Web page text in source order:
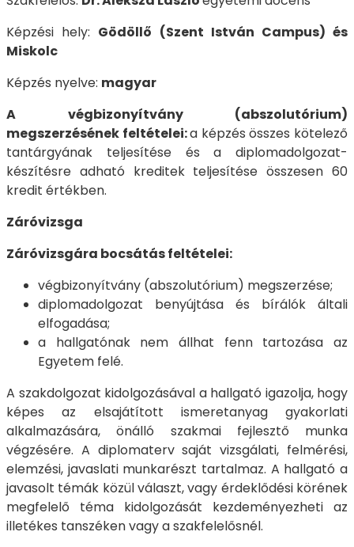
Képzési hely: Gödöllő (Szent István Campus) és
Miskolc
Képzés nyelve: magyar
A végbizonyítvány (abszolutórium)
megszerzésének feltételei:a képzés összes kötelező
tantárgyának teljesítése és a diplomadolgozat-
készítésre adható kreditek teljesítése összesen 60
kredit értékben.
Záróvizsga
Záróvizsgára bocsátás feltételei:
végbizonyítvány (abszolutórium) megszerzése;
diplomadolgozat benyújtása és bírálók általi
elfogadása;
a hallgatónak nem állhat fenn tartozása az
Egyetem felé.
A szakdolgozat kidolgozásával a hallgató igazolja, hogy
képes az elsajátított ismeretanyag gyakorlati
alkalmazására, önálló szakmai fejlesztő munka
végzésére. A diplomaterv saját vizsgálati, felmérési,
elemzési, javaslati munkarészt tartalmaz. A hallgató a
javasolt témák közül választ, vagy érdeklődési körének
megfelelő téma kidolgozását kezdeményezheti az
illetékes tanszéken vagy a szakfelelősnél.